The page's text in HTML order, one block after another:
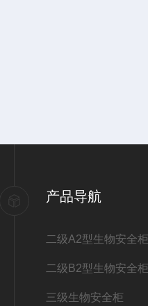
产品导航
二级A2型生物安全柜
二级B2型生物安全柜
三级生物安全柜